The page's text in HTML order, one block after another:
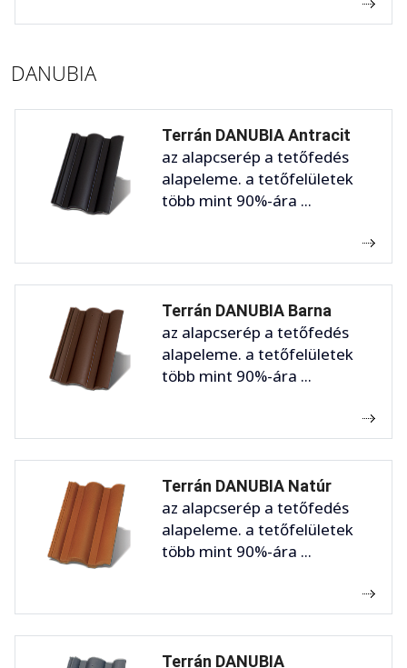
DANUBIA
Terrán DANUBIA Antracit
az alapcserép a tetőfedés
alapeleme. a tetőfelületek
több mint 90%-ára ...
Terrán DANUBIA Barna
az alapcserép a tetőfedés
alapeleme. a tetőfelületek
több mint 90%-ára ...
Terrán DANUBIA Natúr
az alapcserép a tetőfedés
alapeleme. a tetőfelületek
több mint 90%-ára ...
Terrán DANUBIA